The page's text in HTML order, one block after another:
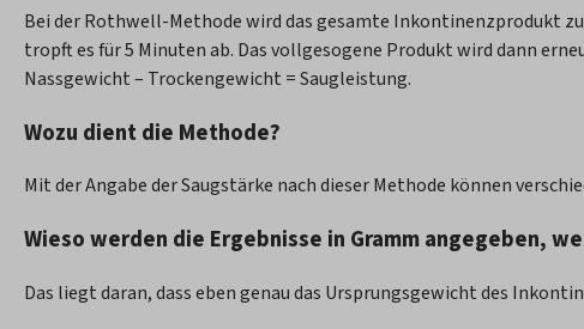
Bei der Rothwell-Methode wird das gesamte Inkontinenzprodukt
tropft es für 5 Minuten ab. Das vollgesogene Produkt wird dann
Nassgewicht – Trockengewicht = Saugleistung.
Wozu dient die Methode?
Mit der Angabe der Saugstärke nach dieser Methode können
Wieso werden die Ergebnisse in Gramm angegeben,
Das liegt daran, dass eben genau das Ursprungsgewicht des